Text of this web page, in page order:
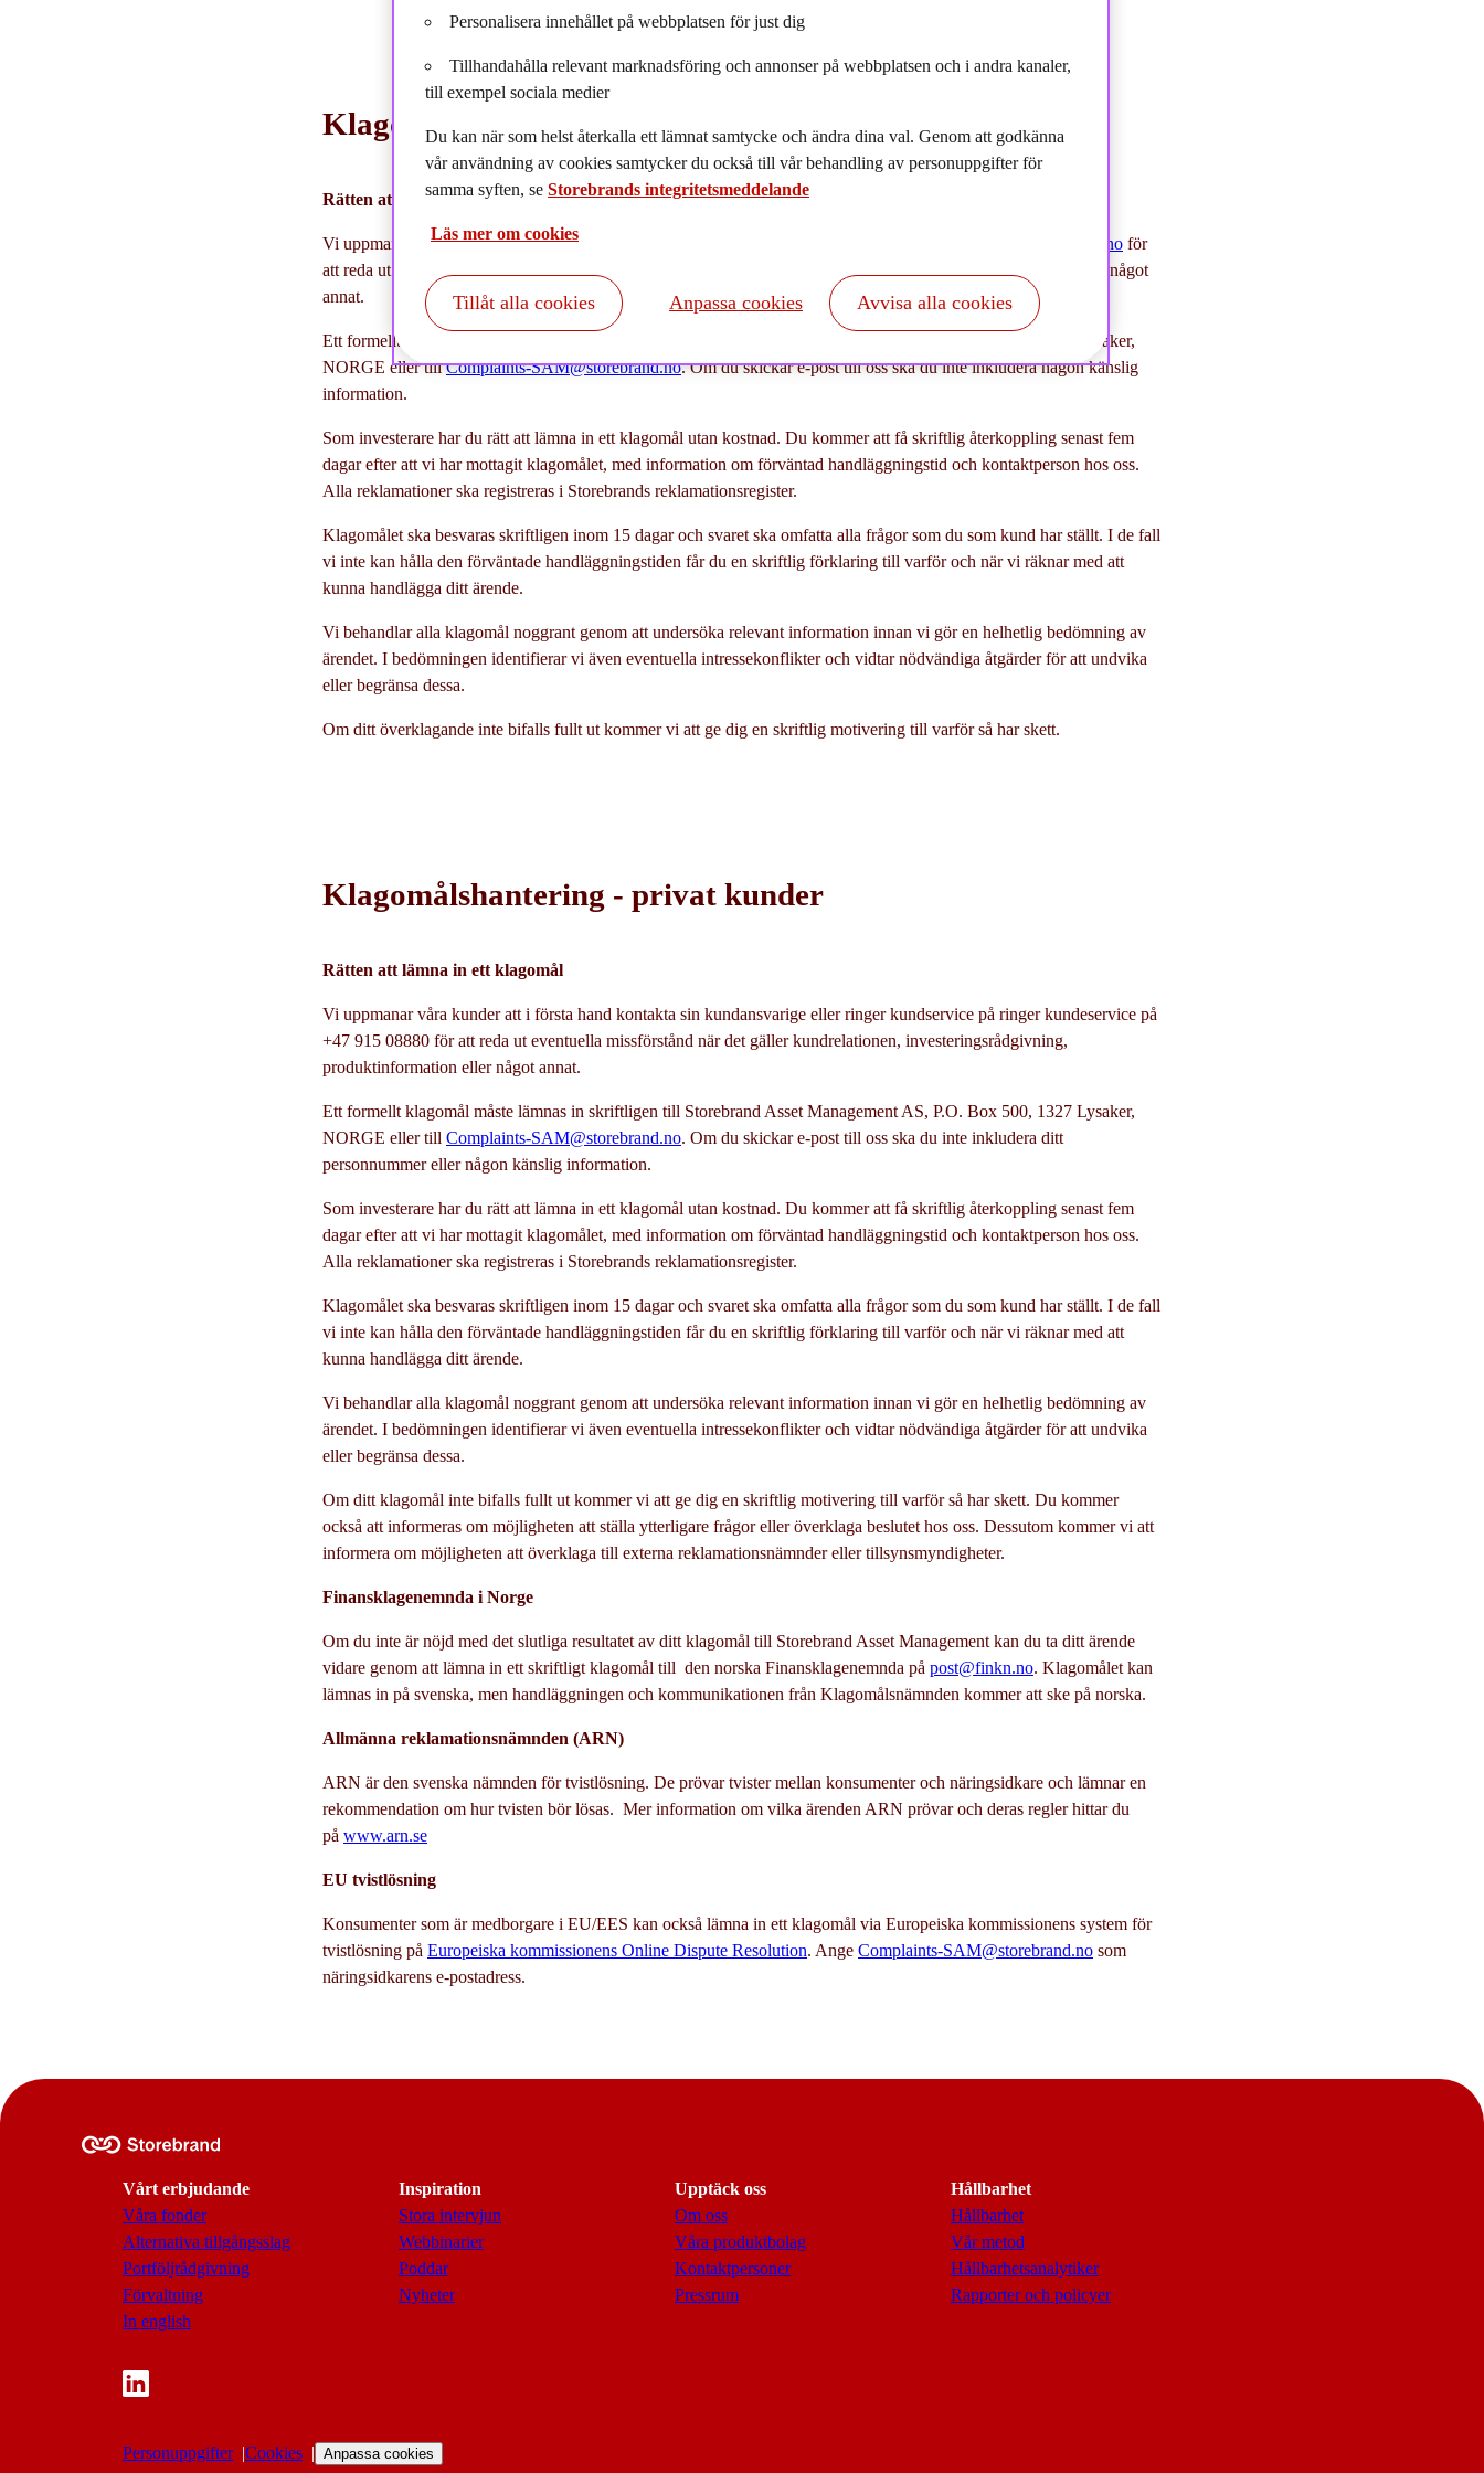
Klagomålshantering - institutionella kunder
Rätten att lämna in ett klagomål
Vi uppmanar våra kunder att i första hand kontakta sin kundansvarige, alternativt Complaints-SAM@storebrand.no för
att reda ut eventuella missförstånd när det gäller kundrelationen, investeringsrådgivning, produktinformation eller något
annat.
Ett formellt klagomål måste lämnas in skriftligen till Storebrand Asset Management AS, P.O. Box 500, 1327 Lysaker,
NORGE eller tillComplaints-SAM@storebrand.no. Om du skickar e-post till oss ska du inte inkludera någon känslig
information.
Som investerare har du rätt att lämna in ett klagomål utan kostnad. Du kommer att få skriftlig återkoppling senast fem
dagar efter att vi har mottagit klagomålet, med information om förväntad handläggningstid och kontaktperson hos oss.
Alla reklamationer ska registreras i Storebrands reklamationsregister.
Klagomålet ska besvaras skriftligen inom 15 dagar och svaret ska omfatta alla frågor som du som kund har ställt. I de fall
vi inte kan hålla den förväntade handläggningstiden får du en skriftlig förklaring till varför och när vi räknar med att
kunna handlägga ditt ärende.
Vi behandlar alla klagomål noggrant genom att undersöka relevant information innan vi gör en helhetlig bedömning av
ärendet. I bedömningen identifierar vi även eventuella intressekonflikter och vidtar nödvändiga åtgärder för att undvika
eller begränsa dessa.
Om ditt överklagande inte bifalls fullt ut kommer vi att ge dig en skriftlig motivering till varför så har skett.
Klagomålshantering - privat kunder
Rätten att lämna in ett klagomål
Vi uppmanar våra kunder att i första hand kontakta sin kundansvarige eller ringer kundservice på ringer kundeservice på
+47 915 08880 för att reda ut eventuella missförstånd när det gäller kundrelationen, investeringsrådgivning,
produktinformation eller något annat.
Ett formellt klagomål måste lämnas in skriftligen till Storebrand Asset Management AS, P.O. Box 500, 1327 Lysaker,
NORGE eller till Complaints-SAM@storebrand.no. Om du skickar e-post till oss ska du inte inkludera ditt
personnummer eller någon känslig information.
Som investerare har du rätt att lämna in ett klagomål utan kostnad. Du kommer att få skriftlig återkoppling senast fem
dagar efter att vi har mottagit klagomålet, med information om förväntad handläggningstid och kontaktperson hos oss.
Alla reklamationer ska registreras i Storebrands reklamationsregister.
Klagomålet ska besvaras skriftligen inom 15 dagar och svaret ska omfatta alla frågor som du som kund har ställt. I de fall
vi inte kan hålla den förväntade handläggningstiden får du en skriftlig förklaring till varför och när vi räknar med att
kunna handlägga ditt ärende.
Vi behandlar alla klagomål noggrant genom att undersöka relevant information innan vi gör en helhetlig bedömning av
ärendet. I bedömningen identifierar vi även eventuella intressekonflikter och vidtar nödvändiga åtgärder för att undvika
eller begränsa dessa.
Om ditt klagomål inte bifalls fullt ut kommer vi att ge dig en skriftlig motivering till varför så har skett. Du kommer
också att informeras om möjligheten att ställa ytterligare frågor eller överklaga beslutet hos oss. Dessutom kommer vi att
informera om möjligheten att överklaga till externa reklamationsnämnder eller tillsynsmyndigheter.
Finansklagenemnda i Norge
Om du inte är nöjd med det slutliga resultatet av ditt klagomål till Storebrand Asset Management kan du ta ditt ärende
vidare genom att lämna in ett skriftligt klagomål till den norska Finansklagenemnda på post@finkn.no. Klagomålet kan
lämnas in på svenska, men handläggningen och kommunikationen från Klagomålsnämnden kommer att ske på norska.
Allmänna reklamationsnämnden (ARN)
ARN är den svenska nämnden för tvistlösning. De prövar tvister mellan konsumenter och näringsidkare och lämnar en
rekommendation om hur tvisten bör lösas. Mer information om vilka ärenden ARN prövar och deras regler hittar du
på www.arn.se
EU tvistlösning
Konsumenter som är medborgare i EU/EES kan också lämna in ett klagomål via Europeiska kommissionens system för
tvistlösning på Europeiska kommissionens Online Dispute Resolution. Ange Complaints-SAM@storebrand.no som
näringsidkarens e-postadress.
Vårt erbjudande
Våra fonder
Alternativa tillgångsslag
Portföljrådgivning
Förvaltning
In english
Inspiration
Stora intervjun
Webbinarier
Poddar
Nyheter
Upptäck oss
Om oss
Våra produktbolag
Kontaktpersoner
Pressrum
Hållbarhet
Hållbarhet
Vår metod
Hållbarhetsanalytiker
Rapporter och policyer
Personuppgifter Cookies Anpassa cookies
Personalisera innehållet på webbplatsen för just dig
Tillhandahålla relevant marknadsföring och annonser på webbplatsen och i andra kanaler,
till exempel sociala medier
Du kan när som helst återkalla ett lämnat samtycke och ändra dina val. Genom att godkänna
vår användning av cookies samtycker du också till vår behandling av personuppgifter för
samma syften, se Storebrands integritetsmeddelande
Läs mer om cookies
Anpassa cookies Avvisa alla cookies
Tillåt alla cookies